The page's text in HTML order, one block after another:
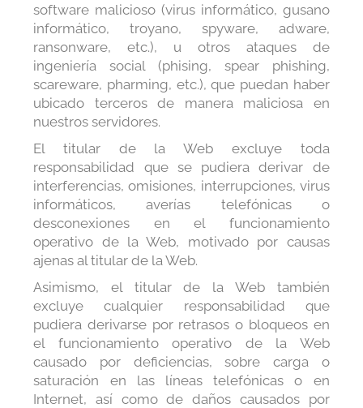
software malicioso (virus informático, gusano
informático, troyano, spyware, adware,
ransonware, etc.), u otros ataques de
ingeniería social (phising, spear phishing,
scareware, pharming, etc.), que puedan haber
ubicado terceros de manera maliciosa en
nuestros servidores.
El titular de la Web excluye toda
responsabilidad que se pudiera derivar de
interferencias, omisiones, interrupciones, virus
informáticos, averías telefónicas o
desconexiones en el funcionamiento
operativo de la Web, motivado por causas
ajenas al titular de la Web.
Asimismo, el titular de la Web también
excluye cualquier responsabilidad que
pudiera derivarse por retrasos o bloqueos en
el funcionamiento operativo de la Web
causado por deficiencias, sobre carga o
saturación en las líneas telefónicas o en
Internet, así como de daños causados por